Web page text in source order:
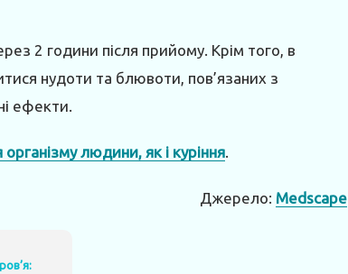
2 години після прийому. Крім того, в
нудоти та блювоти, пов’язаних з
ефекти.
людини, як і куріння.
Джерело: Medscape